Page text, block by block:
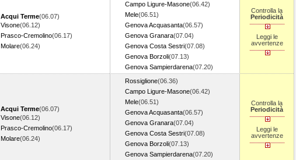
Acqui Terme(06.07)
Visone(06.12)
Prasco-Cremolino(06.17)
Molare(06.24)
Campo Ligure-Masone(06.42)
Mele(06.51)
Genova Acquasanta(06.57)
Genova Granara(07.04)
Genova Costa Sestri(07.08)
Genova Borzoli(07.13)
Genova Sampierdarena(07.20)
Controlla la
Periodicità
Leggi le
avvertenze
Acqui Terme(06.07)
Visone(06.12)
Prasco-Cremolino(06.17)
Molare(06.24)
Rossiglione(06.36)
Campo Ligure-Masone(06.42)
Mele(06.51)
Genova Acquasanta(06.57)
Genova Granara(07.04)
Genova Costa Sestri(07.08)
Genova Borzoli(07.13)
Genova Sampierdarena(07.20)
Controlla la
Periodicità
Leggi le
avvertenze